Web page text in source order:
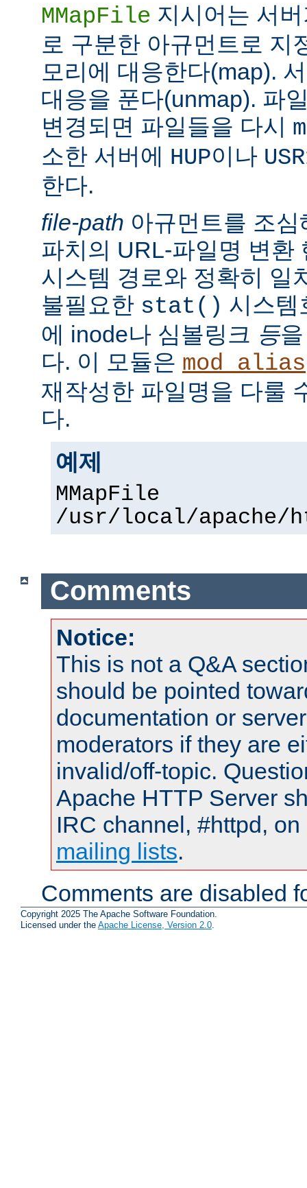
MMapFile 지시어는 서
로 구분한 아규먼트로 지
모리에 대응한다(map).
대응을 푼다(unmap). 파
변경되면 파일들을 다시
소한 서버에 HUP이나
한다.
file-path 아규먼트를 조
파치의 URL-파일명 변환
시스템 경로와 정확히 일
불필요한 stat() 시스템
에 inode나 심볼링크 등
다. 이 모듈은 mod_alias
재작성한 파일명을 다룰
다.
예제
MMapFile
/usr/local/apache/
Comments
Notice:
This is not a Q&A
should be pointed
documentation or
moderators if they are
invalid/off-topic.
Apache HTTP Server
IRC channel, #httpd,
mailing lists.
Comments are disabled
Copyright 2025 The Apache Software Foundation.
Licensed under the Apache License, Version 2.0.